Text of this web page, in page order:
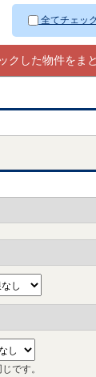
全てチェック
クした物件をま
です。